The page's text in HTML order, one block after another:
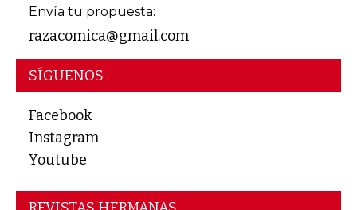
Envía tu propuesta:
razacomica@gmail.com
SÍGUENOS
Facebook
Instagram
Youtube